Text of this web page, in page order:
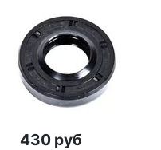
430 руб